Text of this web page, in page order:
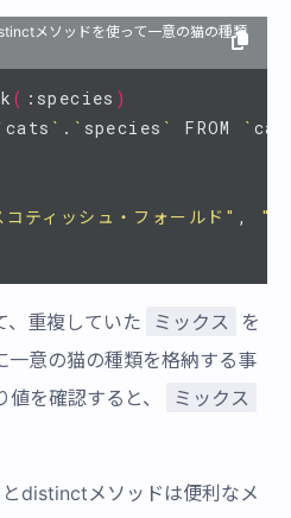
メソッドを使って一意の猫の種類
( :species )
cats ` . ` species ` FROM `
ティッシュ・フォールド" , "
、重複していた ミックス
を
一意の猫の種類を格納する事
を確認すると、
ミックス
distinctメソッドは便利なメ